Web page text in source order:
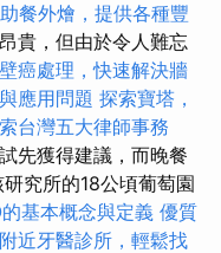
餐外燴，提供各種豐
貴，但由於令人難忘
壁癌處理，快速解決牆
應用問題 探索寶塔，
台灣五大律師事務
先獲得建議，而晚餐
研究所的18公頃葡萄園
的基本概念與定義 優質
附近牙醫診所，輕鬆找